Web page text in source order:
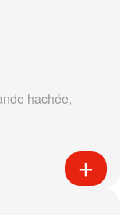
hachée,